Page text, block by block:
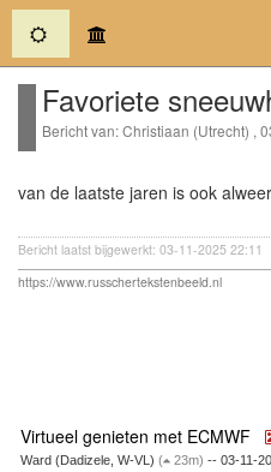
(current)
Favoriete
Bericht van: Christiaan (Utrecht) ,
van de laatste jaren is ook
Bericht laatst bijgewerkt: 03-11-2025 22:11
https://www.russchertekstenbeeld.nl
Virtueel genieten met ECMWF
Ward (Dadizele, W-VL) ( 23m) -- 03-11-